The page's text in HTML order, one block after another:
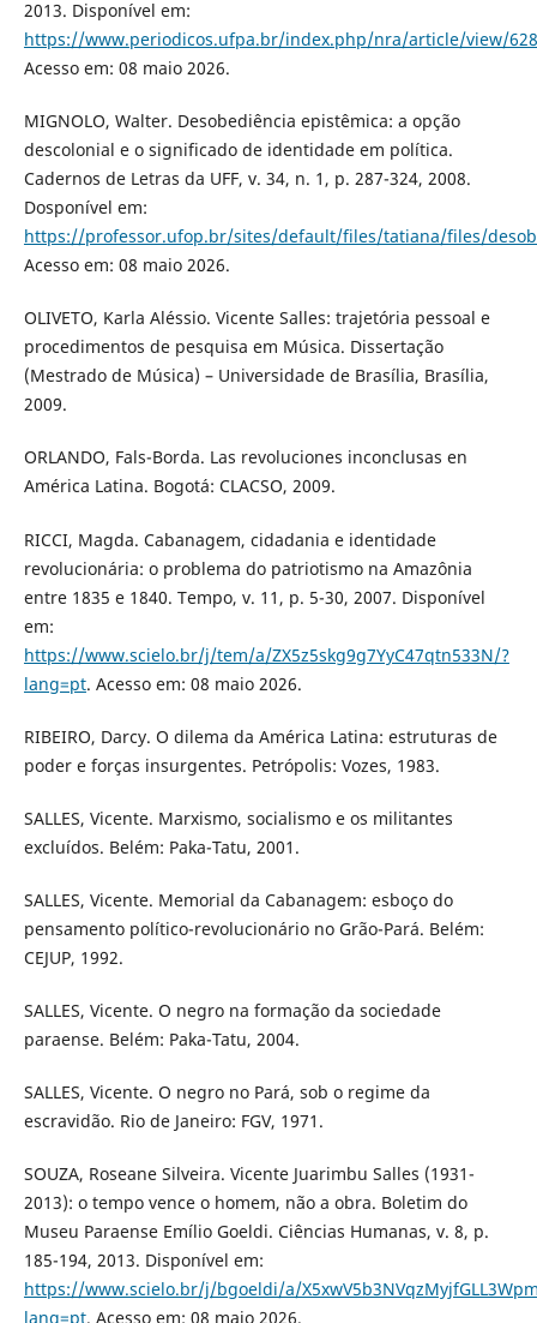
2013. Disponível em:
https://www.periodicos.ufpa.br/index.php/nra/article/view/
Acesso em: 08 maio 2026.
MIGNOLO, Walter. Desobediência epistêmica: a opção
descolonial e o significado de identidade em política.
Cadernos de Letras da UFF, v. 34, n. 1, p. 287-324, 2008.
Dosponível em:
https://professor.ufop.br/sites/default/files/tatiana/files/
Acesso em: 08 maio 2026.
OLIVETO, Karla Aléssio. Vicente Salles: trajetória pessoal e
procedimentos de pesquisa em Música. Dissertação
(Mestrado de Música) – Universidade de Brasília, Brasília,
2009.
ORLANDO, Fals-Borda. Las revoluciones inconclusas en
América Latina. Bogotá: CLACSO, 2009.
RICCI, Magda. Cabanagem, cidadania e identidade
revolucionária: o problema do patriotismo na Amazônia
entre 1835 e 1840. Tempo, v. 11, p. 5-30, 2007. Disponível
em:
https://www.scielo.br/j/tem/a/ZX5z5skg9g7YyC47qtn533N/?
lang=pt. Acesso em: 08 maio 2026.
RIBEIRO, Darcy. O dilema da América Latina: estruturas de
poder e forças insurgentes. Petrópolis: Vozes, 1983.
SALLES, Vicente. Marxismo, socialismo e os militantes
excluídos. Belém: Paka-Tatu, 2001.
SALLES, Vicente. Memorial da Cabanagem: esboço do
pensamento político-revolucionário no Grão-Pará. Belém:
CEJUP, 1992.
SALLES, Vicente. O negro na formação da sociedade
paraense. Belém: Paka-Tatu, 2004.
SALLES, Vicente. O negro no Pará, sob o regime da
escravidão. Rio de Janeiro: FGV, 1971.
SOUZA, Roseane Silveira. Vicente Juarimbu Salles (1931-
2013): o tempo vence o homem, não a obra. Boletim do
Museu Paraense Emílio Goeldi. Ciências Humanas, v. 8, p.
185-194, 2013. Disponível em:
https://www.scielo.br/j/bgoeldi/a/
lang=pt. Acesso em: 08 maio 2026.